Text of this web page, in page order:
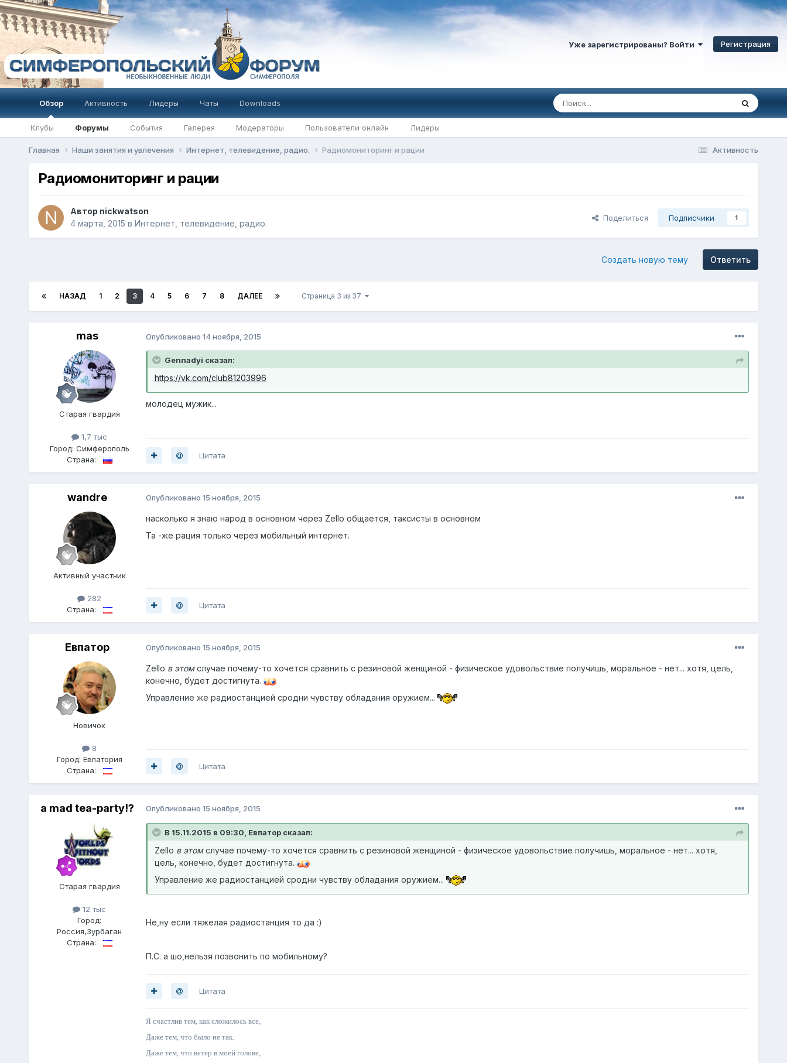
Уже зарегистрированы? Войти Регистрация
Обзор
Клубы Форумы События Галерея Модераторы Пользователи онлайн Лидеры
Активность Лидеры Чаты Downloads
Активность
Главная Наши занятия и увлечения Интернет, телевидение, радио. Радиомониторинг и рации
Радиомониторинг и рации
Автор nickwatson
4 марта, 2015 в Интернет, телевидение, радио.
Поделиться Подписчики 1
Ответить
Создать новую тему
НАЗАД 1 2 3 4 5 6 7 8 ДАЛЕЕ Страница 3 из 37
mas
Старая гвардия
1,7 тыс
Город: Симферополь
Страна:
Опубликовано 14 ноября, 2015
Gennadyi сказал:
https://vk.com/club81203996
молодец мужик...
Цитата
wandre
Активный участник
282
Страна:
Опубликовано 15 ноября, 2015
насколько я знаю народ в основном через Zello общается, таксисты в основном
Та -же рация только через мобильный интернет.
Цитата
Евпатор
Новичок
8
Город: Евпатория
Страна:
Опубликовано 15 ноября, 2015
Zello в этомслучае почему-то хочется сравнить с резиновой женщиной - физическое удовольствие получишь, моральное - нет... хотя, цель,
конечно, будет достигнута.
Управление же радиостанцией сродни чувству обладания оружием...
Цитата
a mad tea-party!?
Старая гвардия
12 тыс
Город:
Россия,Зурбаган
Страна:
Опубликовано 15 ноября, 2015
В 15.11.2015 в 09:30, Евпатор сказал:
Zello в этомслучае почему-то хочется сравнить с резиновой женщиной - физическое удовольствие получишь, моральное - нет... хотя,
цель, конечно, будет достигнута.
Управление же радиостанцией сродни чувству обладания оружием...
Не,ну если тяжелая радиостанция то да :)
П.С. а шо,нельзя позвонить по мобильному?
Цитата
Я счастлив тем, как сложилось все,
Даже тем, что было не так.
Даже тем, что ветер в моей голове,